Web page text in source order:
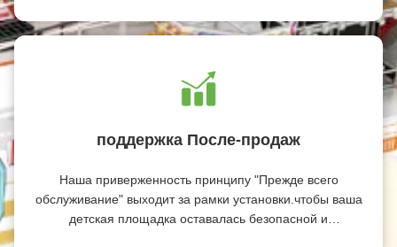
поддержка После-продаж
Наша приверженность принципу "Прежде всего
обслуживание" выходит за рамки установки.чтобы ваша
детская площадка оставалась безопасной и